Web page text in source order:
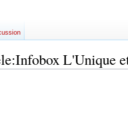
:Infobox L'Unique